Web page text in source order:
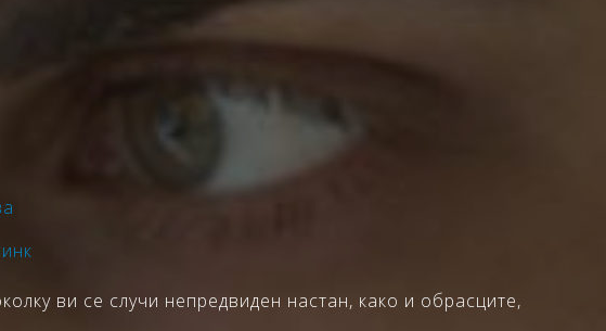
ви се случи непредвиден настан, како и обрасците,